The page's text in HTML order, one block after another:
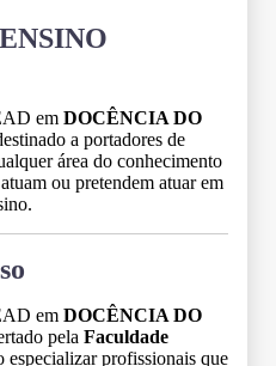
em DOCÊNCIA DO
a portadores de
área do conhecimento
ou pretendem atuar em
em DOCÊNCIA DO
pela Faculdade
especializar profissionais que